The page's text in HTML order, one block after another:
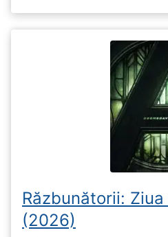
Răzbunătorii:
(2026)